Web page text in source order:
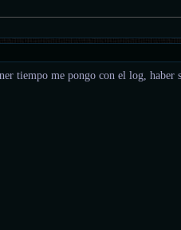
tiempo me pongo con el log, haber